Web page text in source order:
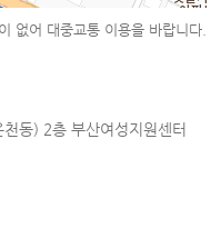
없어 대중교통 이용을 바랍니다.
동) 2층 부산여성지원센터